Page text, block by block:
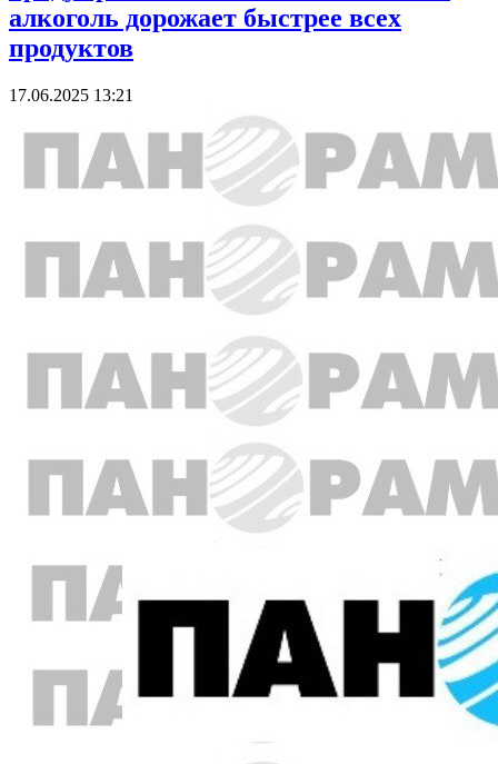
алкоголь дорожает быстрее всех
продуктов
17.06.2025 13:21